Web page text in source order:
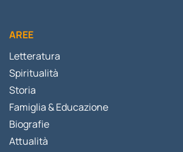
AREE
Letteratura
Spiritualità
Storia
Famiglia & Educazione
Biografie
Attualità